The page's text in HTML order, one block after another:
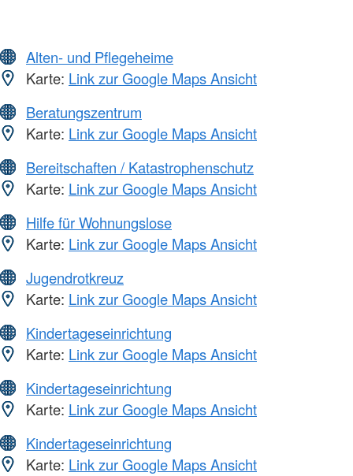
Alten- und Pflegeheime
Karte: Link zur Google Maps Ansicht
Beratungszentrum
Karte: Link zur Google Maps Ansicht
Bereitschaften / Katastrophenschutz
Karte: Link zur Google Maps Ansicht
Hilfe für Wohnungslose
Karte: Link zur Google Maps Ansicht
Jugendrotkreuz
Karte: Link zur Google Maps Ansicht
Kindertageseinrichtung
Karte: Link zur Google Maps Ansicht
Kindertageseinrichtung
Karte: Link zur Google Maps Ansicht
Kindertageseinrichtung
Karte: Link zur Google Maps Ansicht